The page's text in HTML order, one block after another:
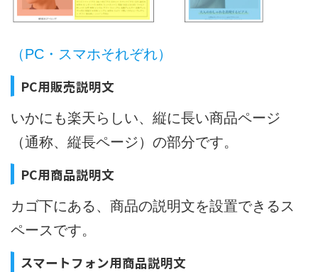
（PC・スマホそれぞれ）
PC用販売説明文
いかにも楽天らしい、縦に長い商品ページ
（通称、縦長ページ）の部分です。
PC用商品説明文
カゴ下にある、商品の説明文を設置できるス
ペースです。
スマートフォン用商品説明文